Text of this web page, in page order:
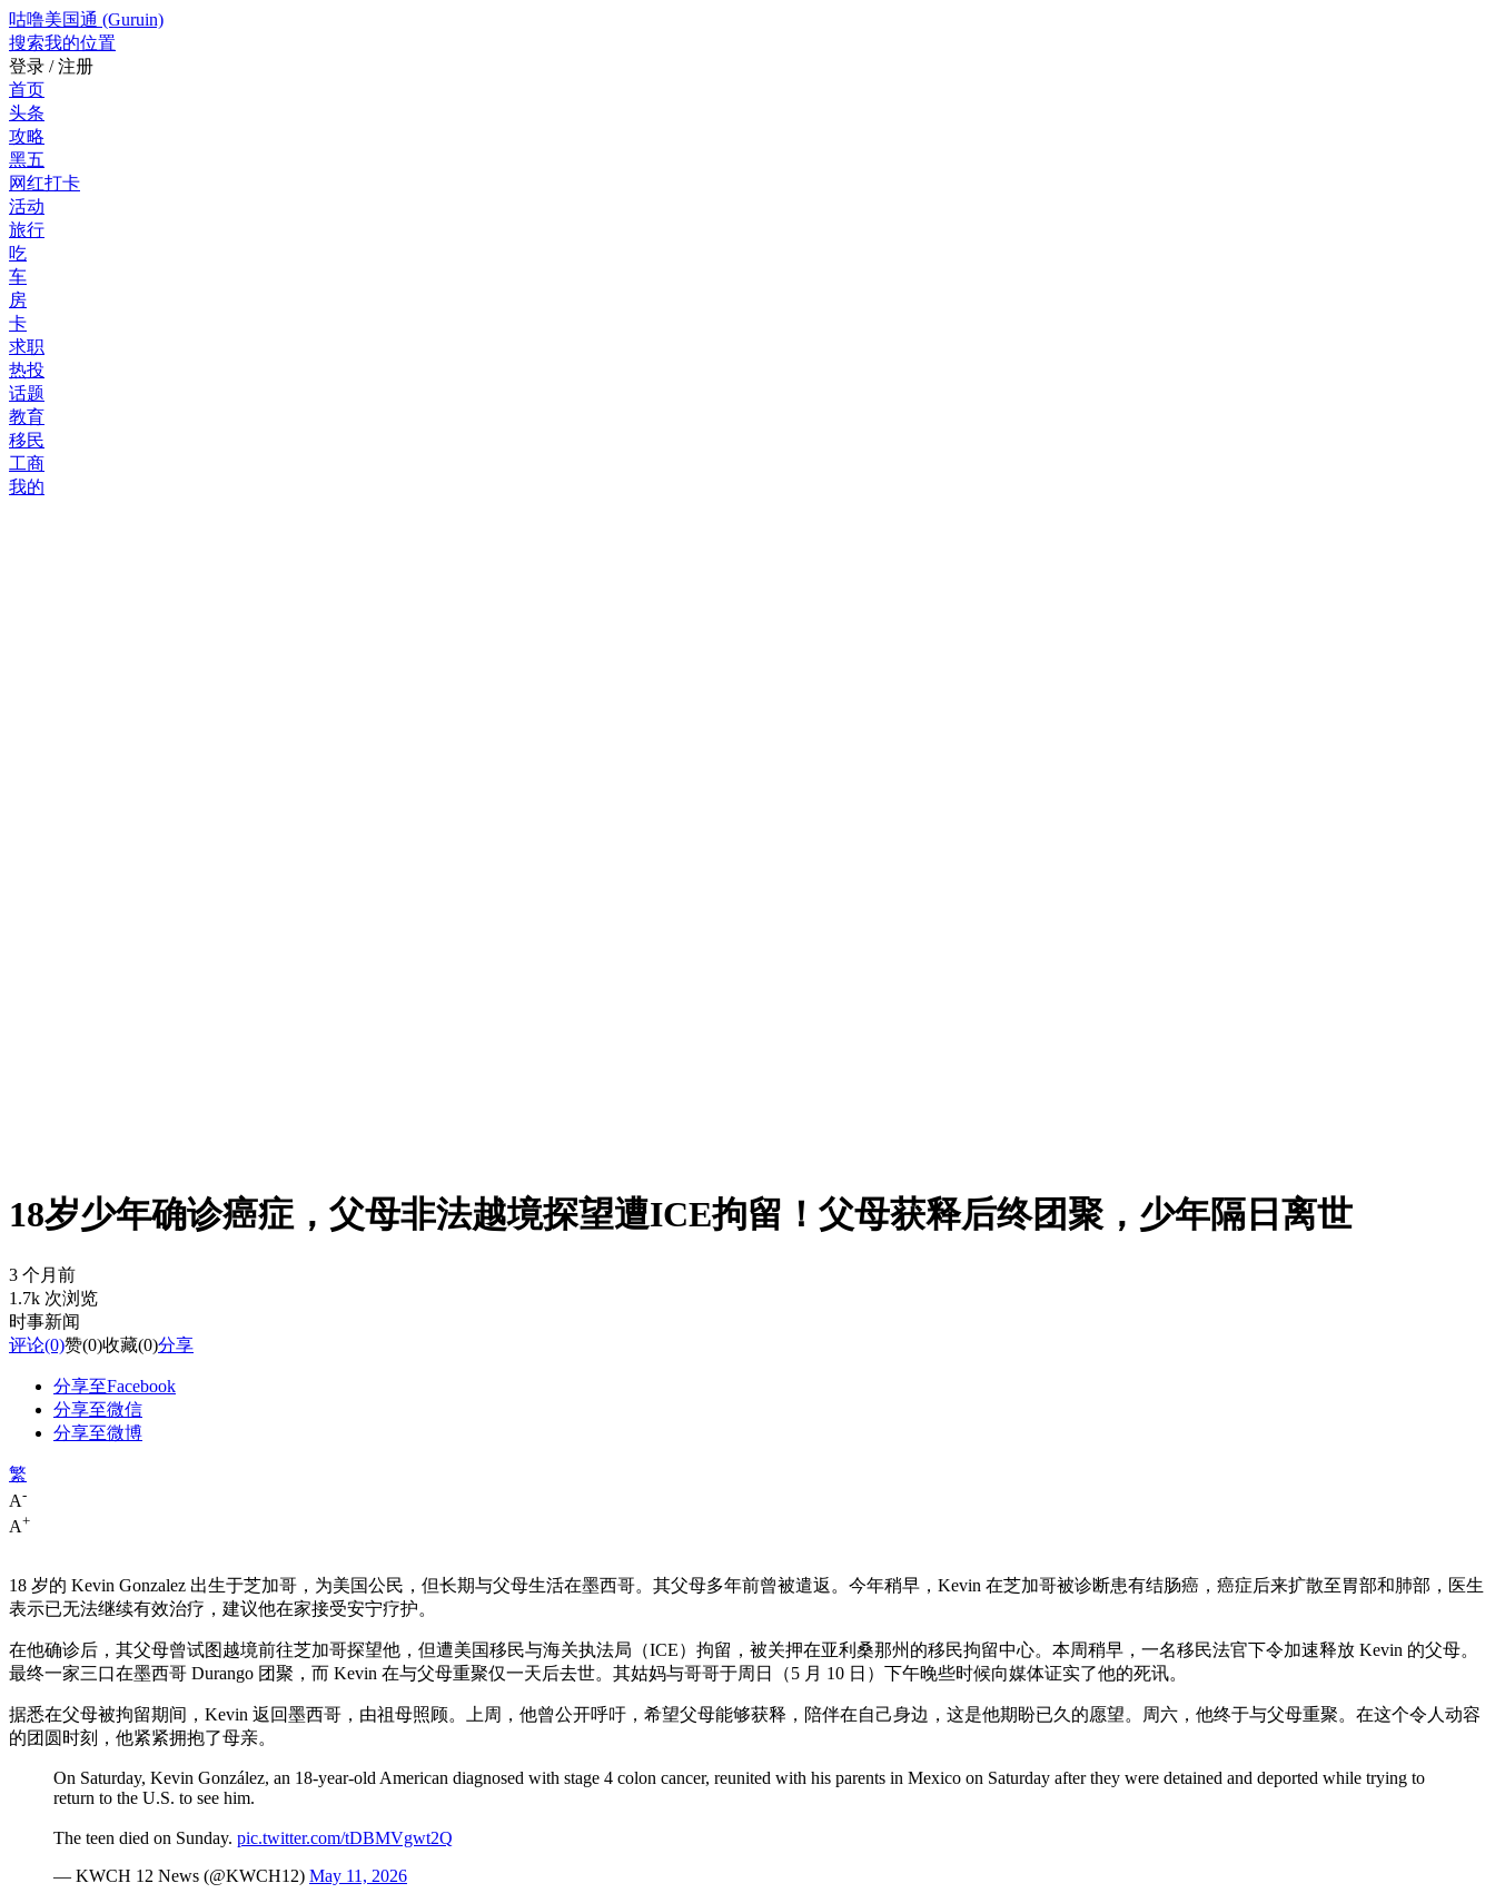
咕噜美国通 (Guruin)
搜索我的位置
登录 / 注册
首页
头条
攻略
黑五
网红打卡
活动
旅行
吃
车
房
卡
求职
热投
话题
教育
移民
工商
我的
18岁少年确诊癌症，父母非法越境探望遭ICE拘留！父母获释后终团聚，少年隔日离世
3 个月前
1.7k 次浏览
时事新闻
评论(0)赞(0)收藏(0)分享
分享至Facebook
分享至微信
分享至微博
繁
A-
A+
18 岁的 Kevin Gonzalez 出生于芝加哥，为美国公民，但长期与父母生活在墨西哥。其父母多年前曾被遣返。今年稍早，Kevin 在芝加哥被诊断患有结肠癌，癌症后来扩散至胃部和肺部，医生
表示已无法继续有效治疗，建议他在家接受安宁疗护。
在他确诊后，其父母曾试图越境前往芝加哥探望他，但遭美国移民与海关执法局（ICE）拘留，被关押在亚利桑那州的移民拘留中心。本周稍早，一名移民法官下令加速释放 Kevin 的父母。
最终一家三口在墨西哥 Durango 团聚，而 Kevin 在与父母重聚仅一天后去世。其姑妈与哥哥于周日（5 月 10 日）下午晚些时候向媒体证实了他的死讯。
据悉在父母被拘留期间，Kevin 返回墨西哥，由祖母照顾。上周，他曾公开呼吁，希望父母能够获释，陪伴在自己身边，这是他期盼已久的愿望。周六，他终于与父母重聚。在这个令人动容
的团圆时刻，他紧紧拥抱了母亲。
On Saturday, Kevin González, an 18-year-old American diagnosed with stage 4 colon cancer, reunited with his parents in Mexico on Saturday after they were detained and deported while trying to
return to the U.S. to see him.
The teen died on Sunday. pic.twitter.com/tDBMVgwt2Q
— KWCH 12 News (@KWCH12) May 11, 2026